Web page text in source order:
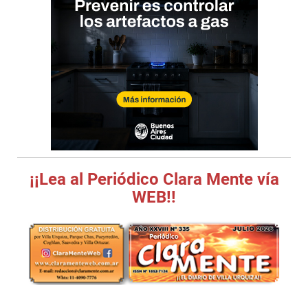
¡¡Lea al Periódico Clara Mente vía
WEB!!